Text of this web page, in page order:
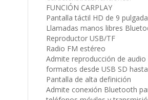
Pantalla táctil HD de 9 pulgadas
Llamadas manos libres
Reproductor USB/TF
Radio FM estéreo
​​Admite reproducción de audio
formatos desde USB SD
Pantalla de alta definición
Admite conexión Bluetooth
teléfonos móviles y